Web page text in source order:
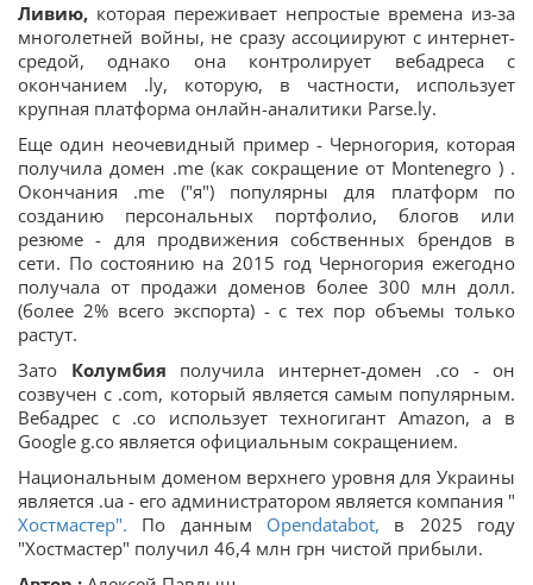
Ливию, которая переживает непростые времена из-за
многолетней войны, не сразу ассоциируют с интернет-
средой, однако она контролирует вебадреса с
окончанием .ly, которую, в частности, использует
крупная платформа онлайн-аналитики Parse.ly.
Еще один неочевидный пример - Черногория, которая
получила домен .me (как сокращение от Montenegro ) .
Окончания .me ("я") популярны для платформ по
созданию персональных портфолио, блогов или
резюме - для продвижения собственных брендов в
сети. По состоянию на 2015 год Черногория ежегодно
получала от продажи доменов более 300 млн долл.
(более 2% всего экспорта) - с тех пор объемы только
растут.
Зато Колумбия получила интернет-домен .co - он
созвучен с .com, который является самым популярным.
Вебадрес с .co использует техногигант Amazon, а в
Google g.co является официальным сокращением.
Национальным доменом верхнего уровня для Украины
является .ua - его администратором является компания "
Хостмастер". По данным Opendatabot, в 2025 году
"Хостмастер" получил 46,4 млн грн чистой прибыли.